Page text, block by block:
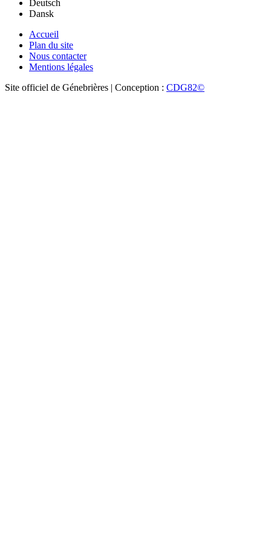
Deutsch
Dansk
Accueil
Plan du site
Nous contacter
Mentions légales
Site officiel de Génebrières | Conception : CDG82©